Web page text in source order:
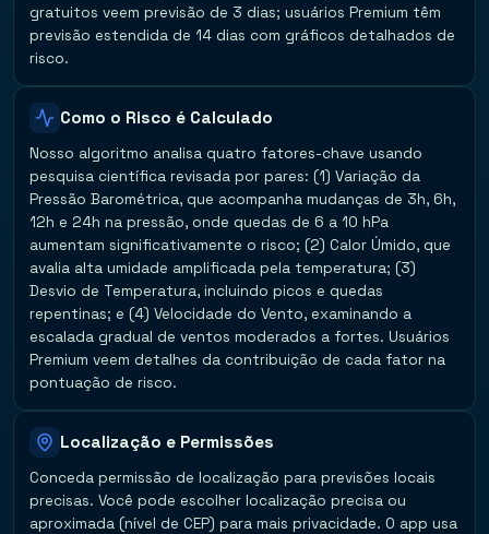
gratuitos veem previsão de 3 dias; usuários Premium têm
previsão estendida de 14 dias com gráficos detalhados de
risco.
Como o Risco é Calculado
Nosso algoritmo analisa quatro fatores-chave usando
pesquisa científica revisada por pares: (1) Variação da
Pressão Barométrica, que acompanha mudanças de 3h, 6h,
12h e 24h na pressão, onde quedas de 6 a 10 hPa
aumentam significativamente o risco; (2) Calor Úmido, que
avalia alta umidade amplificada pela temperatura; (3)
Desvio de Temperatura, incluindo picos e quedas
repentinas; e (4) Velocidade do Vento, examinando a
escalada gradual de ventos moderados a fortes. Usuários
Premium veem detalhes da contribuição de cada fator na
pontuação de risco.
Localização e Permissões
Conceda permissão de localização para previsões locais
precisas. Você pode escolher localização precisa ou
aproximada (nível de CEP) para mais privacidade. O app usa